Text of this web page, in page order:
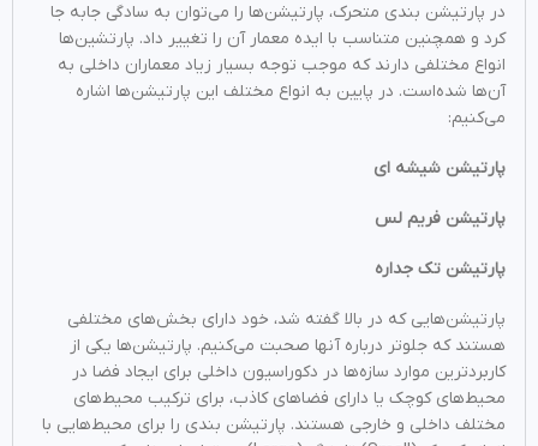
در پارتیشن بندی متحرک، پارتیشن­‌ها را می‌توان به سادگی جابه جا
کرد و همچنین متناسب با ایده معمار آن را تغییر داد. پارتشین‌‌ها
انواع مختلفی دارند که موجب توجه بسیار زیاد معماران داخلی به
آن‌ها شده‌است. در پایین به انواع مختلف این پارتیشن‌‌ها اشاره
‌‌می‌کنیم:
پارتیشن شیشه ای
پارتیشن فریم لس
پارتیشن تک جداره
پارتیشن‌‌هایی که در بالا گفته شد، خود دارای بخش‌‌های مختلفی
هستند که جلوتر درباره آنها صحبت ‌‌می‌کنیم. پارتیشن‌‌ها یکی از
کاربرد‌ترین موارد سازه‌‌ها در دکوراسیون داخلی برای ایجاد فضا در
محیط‌‌های کوچک یا دارای فضا‌‌های کاذب، برای ترکیب محیط‌‌های
مختلف داخلی و خارجی هستند. پارتیشن بندی را برای محیط‌‌هایی با